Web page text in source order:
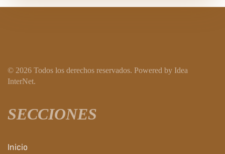
© 2026 Todos los derechos reservados. Powered by Idea
InterNet.
SECCIONES
Inicio